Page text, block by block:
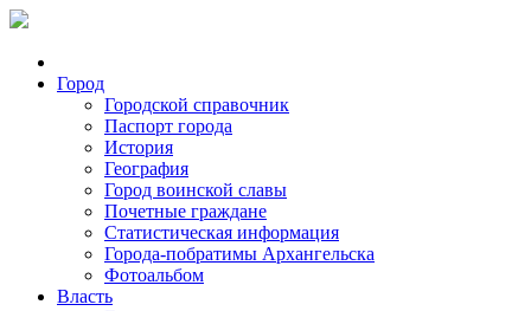
Город
Городской справочник
Паспорт города
История
География
Город воинской славы
Почетные граждане
Статистическая информация
Города-побратимы Архангельска
Фотоальбом
Власть